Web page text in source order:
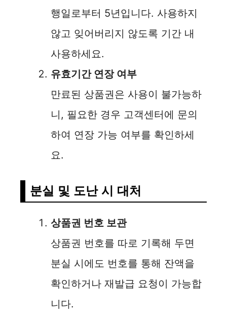
행일로부터 5년입니다. 사용하지
않고 잊어버리지 않도록 기간 내
사용하세요.
유효기간 연장 여부
만료된 상품권은 사용이 불가능하
니, 필요한 경우 고객센터에 문의
하여 연장 가능 여부를 확인하세
요.
분실 및 도난 시 대처
상품권 번호 보관
상품권 번호를 따로 기록해 두면
분실 시에도 번호를 통해 잔액을
확인하거나 재발급 요청이 가능합
니다.